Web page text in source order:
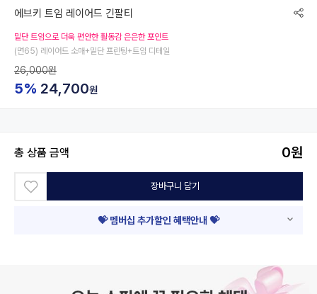
에브키 트임 레이어드 긴팔티
밑단 트임으로 더욱 편안한 활동감 은은한 포인트
(면65) 레이어드 소매+밑단 프린팅+트임 디테일
26,000원
5% 24,700원
총 상품 금액 0원
장바구니 담기
💝 멤버십 추가할인 혜택안내 💝